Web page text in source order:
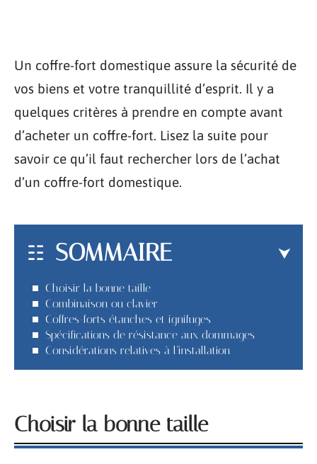
Un coffre-fort domestique assure la sécurité de
vos biens et votre tranquillité d’esprit. Il y a
quelques critères à prendre en compte avant
d’acheter un coffre-fort. Lisez la suite pour
savoir ce qu’il faut rechercher lors de l’achat
d’un coffre-fort domestique.
SOMMAIRE
Choisir la bonne taille
Combinaison ou clavier
Coffres-forts étanches et ignifuges
Spécifications de résistance aux dommages
Considérations relatives à l’installation
Choisir la bonne taille